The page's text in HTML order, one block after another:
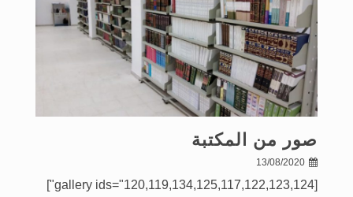
صور من المكتبة
13/08/2020
[gallery ids="120,119,134,125,117,122,123,124"]